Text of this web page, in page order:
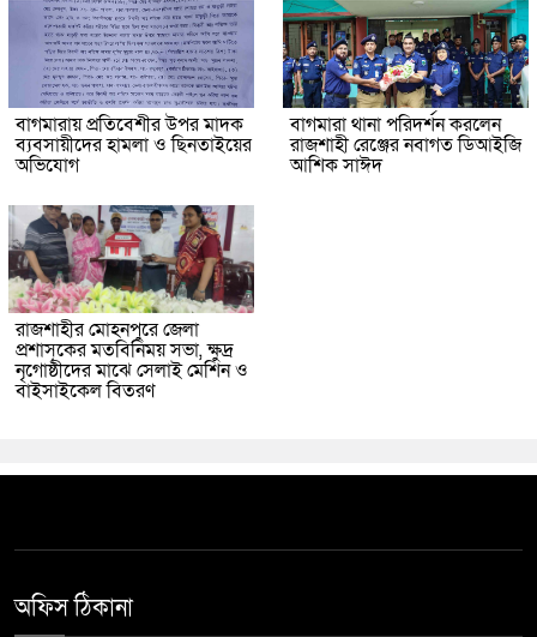
বাগমারায় প্রতিবেশীর উপর মাদক
ব্যবসায়ীদের হামলা ও ছিনতাইয়ের
অভিযোগ
বাগমারা থানা পরিদর্শন করলেন
রাজশাহী রেঞ্জের নবাগত ডিআইজি
আশিক সাঈদ
রাজশাহীর মোহনপুরে জেলা
প্রশাসকের মতবিনিময় সভা, ক্ষুদ্র
নৃগোষ্ঠীদের মাঝে সেলাই মেশিন ও
বাইসাইকেল বিতরণ
অফিস ঠিকানা